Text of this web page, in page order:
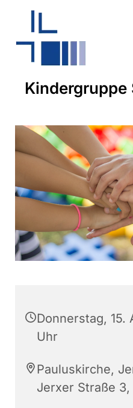
Kindergruppe
Donnerstag, 15.
Uhr
Pauluskirche,
Jerxer Straße